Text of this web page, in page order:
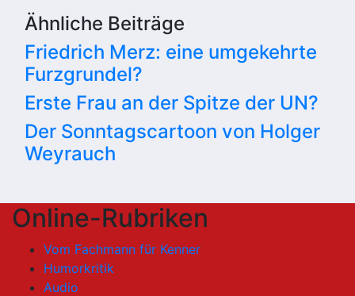
Ähnliche Beiträge
Friedrich Merz: eine umgekehrte
Furzgrundel?
Erste Frau an der Spitze der UN?
Der Sonntagscartoon von Holger
Weyrauch
Online-Rubriken
Vom Fachmann für Kenner
Humorkritik
Audio